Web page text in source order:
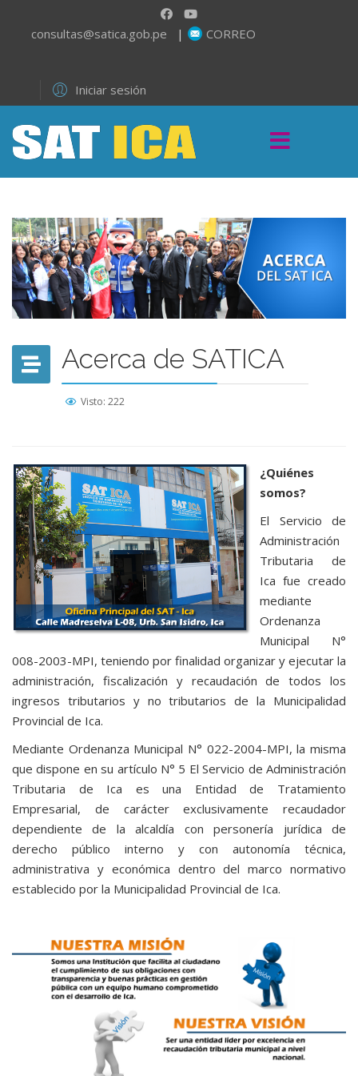
consultas@satica.gob.pe | CORREO
Iniciar sesión
Acerca de SATICA
Visto: 222
¿Quiénes
somos?
El Servicio de
Administración
Tributaria de
Ica fue creado
mediante
Ordenanza
Municipal N°
008-2003-MPI, teniendo por finalidad organizar y ejecutar la
administración, fiscalización y recaudación de todos los
ingresos tributarios y no tributarios de la Municipalidad
Provincial de Ica.
Mediante Ordenanza Municipal N° 022-2004-MPI, la misma
que dispone en su artículo N° 5 El Servicio de Administración
Tributaria de Ica es una Entidad de Tratamiento
Empresarial, de carácter exclusivamente recaudador
dependiente de la alcaldía con personería jurídica de
derecho público interno y con autonomía técnica,
administrativa y económica dentro del marco normativo
establecido por la Municipalidad Provincial de Ica.